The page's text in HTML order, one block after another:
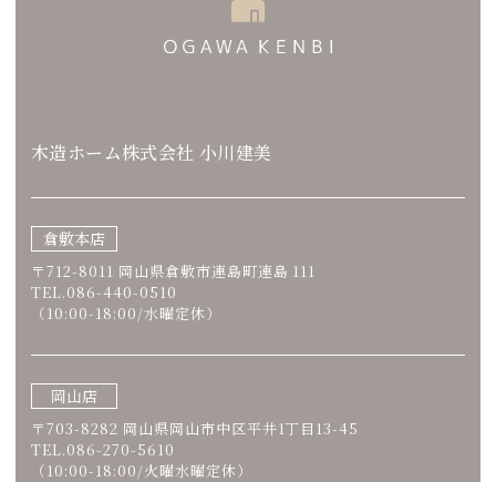
木造ホーム株式会社 小川建美
倉敷本店
〒712-8011 岡山県倉敷市連島町連島 111
TEL.086-440-0510
（10:00-18:00/水曜定休）
岡山店
〒703-8282 岡山県岡山市中区平井1丁目13-45
TEL.086-270-5610
（10:00-18:00/火曜水曜定休）